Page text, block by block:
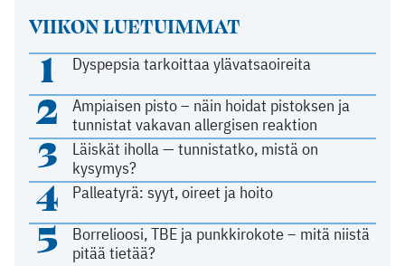
VIIKON LUETUIMMAT
1 Dyspepsia tarkoittaa ylävatsaoireita
2
Ampiaisen pisto – näin hoidat pistoksen ja
tunnistat vakavan allergisen reaktion
3
Läiskät iholla — tunnistatko, mistä on
kysymys?
4 Palleatyrä: syyt, oireet ja hoito
5
Borrelioosi, TBE ja punkkirokote – mitä niistä
pitää tietää?